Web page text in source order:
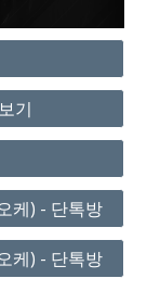
기
케) - 단톡방
케) - 단톡방